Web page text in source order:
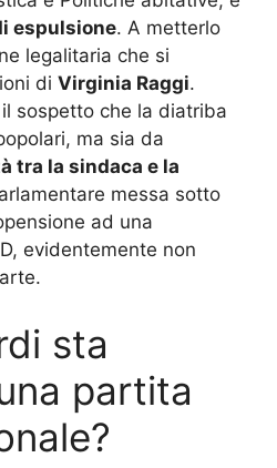
espulsione. A metterlo
legalitaria che si
di Virginia Raggi.
sospetto che la diatriba
ma sia da
tra la sindaca e la
messa sotto
ad una
evidentemente non
sta
partita